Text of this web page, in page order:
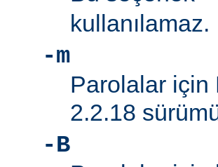
kullanılamaz.
-m
Parolalar için
2.2.18
-B